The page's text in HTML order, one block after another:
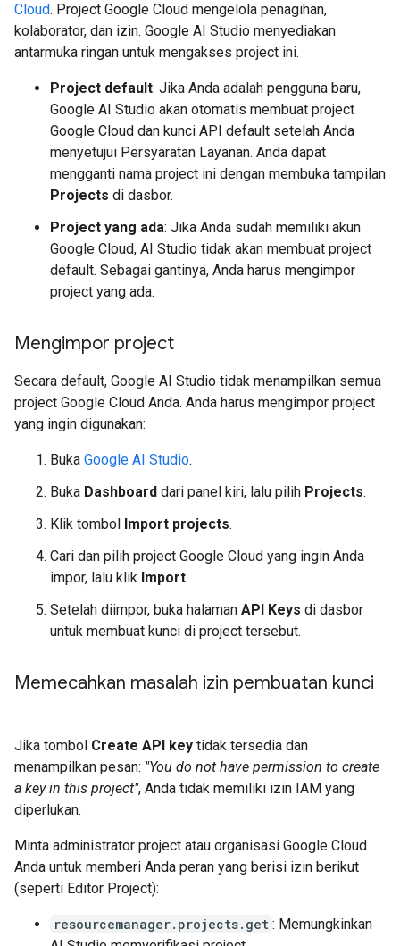
Cloud. Project Google Cloud mengelola penagihan,
kolaborator, dan izin. Google AI Studio menyediakan
antarmuka ringan untuk mengakses project ini.
Project default: Jika Anda adalah pengguna baru,
Google AI Studio akan otomatis membuat project
Google Cloud dan kunci API default setelah Anda
menyetujui Persyaratan Layanan. Anda dapat
mengganti nama project ini dengan membuka tampilan
Projects di dasbor.
Project yang ada: Jika Anda sudah memiliki akun
Google Cloud, AI Studio tidak akan membuat project
default. Sebagai gantinya, Anda harus mengimpor
project yang ada.
Mengimpor project
Secara default, Google AI Studio tidak menampilkan semua
project Google Cloud Anda. Anda harus mengimpor project
yang ingin digunakan:
Buka Google AI Studio.
Buka Dashboard dari panel kiri, lalu pilih Projects.
Klik tombol Import projects.
Cari dan pilih project Google Cloud yang ingin Anda
impor, lalu klik Import.
Setelah diimpor, buka halaman API Keys di dasbor
untuk membuat kunci di project tersebut.
Memecahkan masalah izin pembuatan kunci
Jika tombol Create API key tidak tersedia dan
menampilkan pesan: "You do not have permission to create
a key in this project", Anda tidak memiliki izin IAM yang
diperlukan.
Minta administrator project atau organisasi Google Cloud
Anda untuk memberi Anda peran yang berisi izin berikut
(seperti Editor Project):
resourcemanager.projects.get : Memungkinkan